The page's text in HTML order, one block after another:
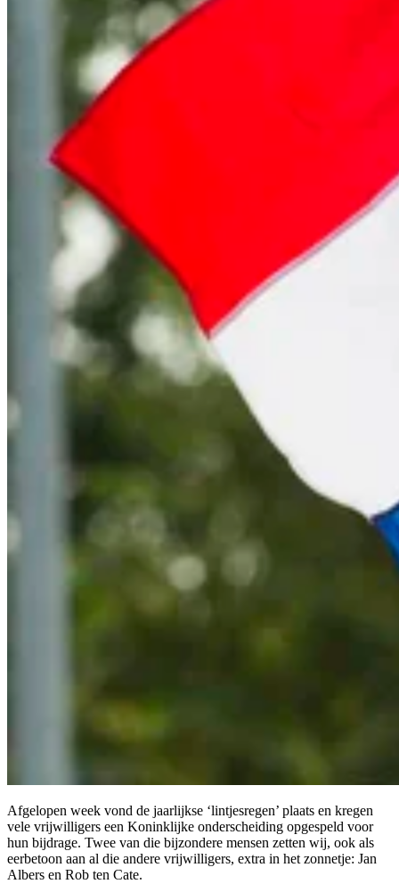
Afgelopen week vond de jaarlijkse ‘lintjesregen’ plaats en kregen
vele vrijwilligers een Koninklijke onderscheiding opgespeld voor
hun bijdrage. Twee van die bijzondere mensen zetten wij, ook als
eerbetoon aan al die andere vrijwilligers, extra in het zonnetje: Jan
Albers en Rob ten Cate.